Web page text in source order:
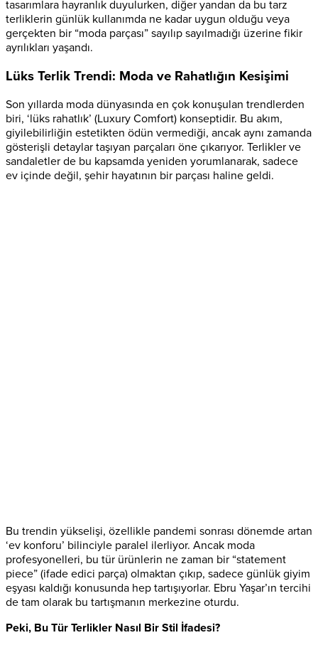
tasarımlara hayranlık duyulurken, diğer yandan da bu tarz
terliklerin günlük kullanımda ne kadar uygun olduğu veya
gerçekten bir “moda parçası” sayılıp sayılmadığı üzerine fikir
ayrılıkları yaşandı.
Lüks Terlik Trendi: Moda ve Rahatlığın Kesişimi
Son yıllarda moda dünyasında en çok konuşulan trendlerden
biri, ‘lüks rahatlık’ (Luxury Comfort) konseptidir. Bu akım,
giyilebilirliğin estetikten ödün vermediği, ancak aynı zamanda
gösterişli detaylar taşıyan parçaları öne çıkarıyor. Terlikler ve
sandaletler de bu kapsamda yeniden yorumlanarak, sadece
ev içinde değil, şehir hayatının bir parçası haline geldi.
Bu trendin yükselişi, özellikle pandemi sonrası dönemde artan
‘ev konforu’ bilinciyle paralel ilerliyor. Ancak moda
profesyonelleri, bu tür ürünlerin ne zaman bir “statement
piece” (ifade edici parça) olmaktan çıkıp, sadece günlük giyim
eşyası kaldığı konusunda hep tartışıyorlar. Ebru Yaşar’ın tercihi
de tam olarak bu tartışmanın merkezine oturdu.
Peki, Bu Tür Terlikler Nasıl Bir Stil İfadesi?